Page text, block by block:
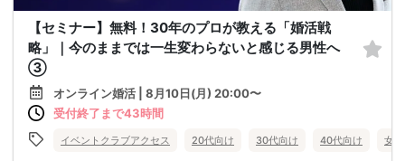
【セミナー】無料！30年のプロが教える「婚活戦
略」｜今のままでは一生変わらないと感じる男性へ
③
オンライン婚活 | 8月10日(月) 20:00〜
受付終了まで43時間
イベントクラブアクセス 20代向け 30代向け 40代向け 女